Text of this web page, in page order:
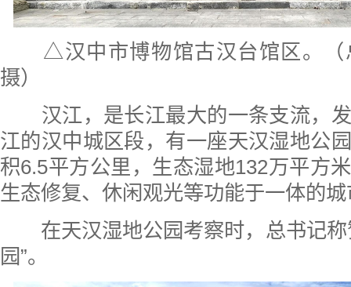
△汉中市博物馆古汉台馆区。（
摄）
汉江，是长江最大的一条支流，发
江的汉中城区段，有一座天汉湿地公
积6.5平方公里，生态湿地132万平方
生态修复、休闲观光等功能于一体的
在天汉湿地公园考察时，总书记称
园”。